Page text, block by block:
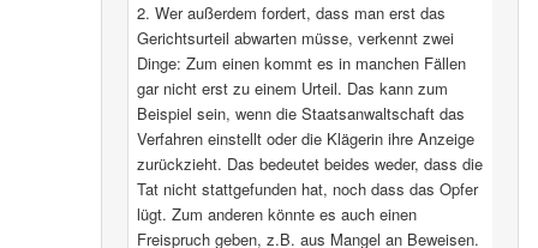
2. Wer außerdem fordert, dass man erst das
Gerichtsurteil abwarten müsse, verkennt zwei
Dinge: Zum einen kommt es in manchen Fällen
gar nicht erst zu einem Urteil. Das kann zum
Beispiel sein, wenn die Staatsanwaltschaft das
Verfahren einstellt oder die Klägerin ihre Anzeige
zurückzieht. Das bedeutet beides weder, dass die
Tat nicht stattgefunden hat, noch dass das Opfer
lügt. Zum anderen könnte es auch einen
Freispruch geben, z.B. aus Mangel an Beweisen.